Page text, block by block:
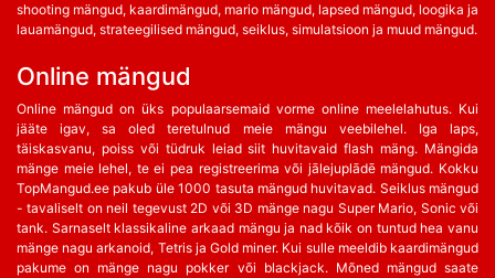
shooting mängud, kaardimängud, mario mängud, lapsed mängud, loogika ja
lauamängud, strateegilised mängud, seiklus, simulatsioon ja muud mängud.
Online mängud
Online mängud on üks populaarsemaid vorme online meelelahutus. Kui
jääte igav, sa oled teretulnud meie mängu veebilehel. Iga laps,
täiskasvanu, poiss või tüdruk leiad siit huvitavaid flash mäng. Mängida
mänge meie lehel, te ei pea registreerima või jālejuplādē mängud. Kokku
TopMangud.ee pakub üle 1000 tasuta mängud huvitavad. Seiklus mängud
- tavaliselt on neil tegevust 2D või 3D mänge nagu Super Mario, Sonic või
tank. Sarnaselt klassikaline arkaad mängu ja nad kõik on tuntud hea vanu
mänge nagu arkanoid, Tetris ja Gold miner. Kui sulle meeldib kaardimängud
pakume on mänge nagu pokker või blackjack. Mõned mängud saate